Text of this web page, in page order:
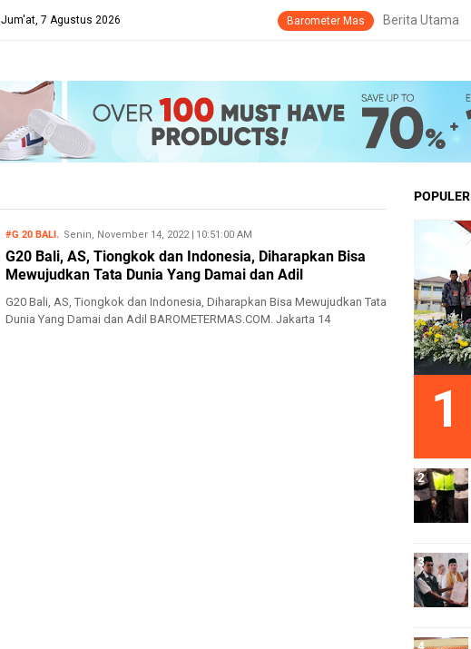
Jum'at, 7 Agustus 2026 Barometer Mas Berita Utama
#G 20 BALI. Senin, November 14, 202211/14/2022 10:51:00 AM
G20 Bali, AS, Tiongkok dan Indonesia, Diharapkan Bisa
Mewujudkan Tata Dunia Yang Damai dan Adil
G20 Bali, AS, Tiongkok dan Indonesia, Diharapkan Bisa Mewujudkan Tata
Dunia Yang Damai dan Adil BAROMETERMAS.COM. Jakarta 14
POPULER